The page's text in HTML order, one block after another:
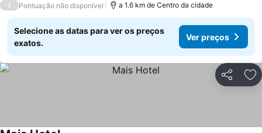
/ Pontuação não disponível a 1.6 km de Centro da cidade
Selecione as datas para ver os preços
exatos.
Ver preços
Partilhar